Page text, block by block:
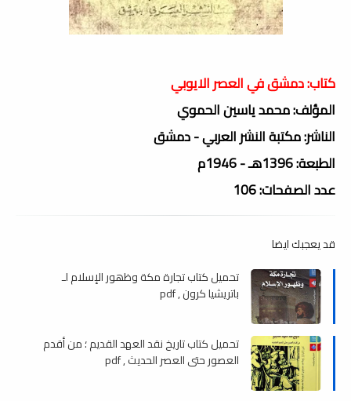
كتاب: دمشق في العصر الايوبي
المؤلف: محمد ياسين الحموي
الناشر: مكتبة النشر العربي - دمشق
الطبعة: 1396هـ - 1946م
عدد الصفحات: 106
قد يعجبك ايضا
تحميل كتاب تجارة مكة وظھور الإسلام لـ
باتريشيا كرون , pdf
تحميل كتاب تاريخ نقد العهد القديم ؛ من أقدم
العصور حتى العصر الحديث , pdf